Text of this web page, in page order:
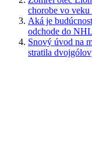
chorobe vo
Aká je
odchode do NHL
Snový úvod na
stratila